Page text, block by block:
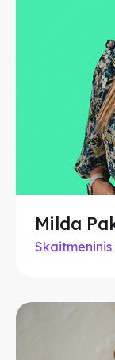
Milda